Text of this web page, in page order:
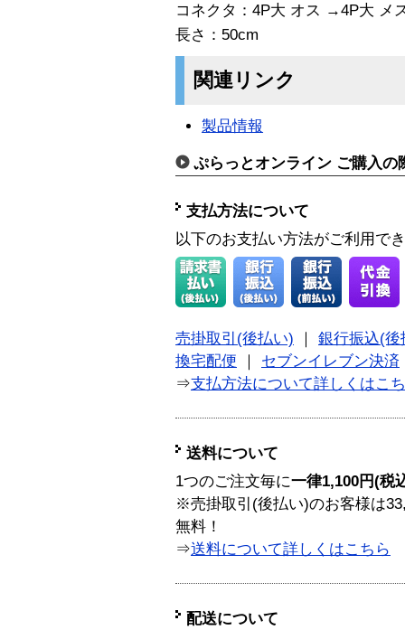
コネクタ：4P大 オス →4P大 メ
長さ：50cm
関連リンク
製品情報
ぷらっとオンライン ご購入の
支払方法について
以下のお支払い方法がご利用で
売掛取引(後払い)
銀行振込(後
換宅配便
セブンイレブン決済
⇒支払方法について詳しくはこ
送料について
1つのご注文毎に一律1,100円(税
※売掛取引(後払い)のお客様は
無料！
⇒送料について詳しくはこちら
配送について